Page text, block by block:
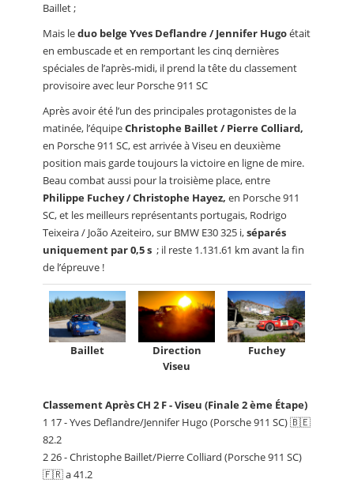
Baillet ;
Mais leduo belge Yves Deflandre / Jennifer Hugoétait
en embuscade et en remportant les cinq dernières
spéciales de l’après-midi, il prend la tête du classement
provisoire avec leur Porsche 911 SC
Après avoir été l’un des principales protagonistes de la
matinée, l’équipeChristophe Baillet / Pierre Colliard,
en Porsche 911 SC, est arrivée à Viseu en deuxième
position mais garde toujours la victoire en ligne de mire.
Beau combat aussi pour la troisième place, entre
Philippe Fuchey / Christophe Hayez, en Porsche 911
SC, et les meilleurs représentants portugais, Rodrigo
Teixeira / João Azeiteiro, sur BMW E30 325 i,séparés
uniquement par 0,5 s ; il reste 1.131.61 km avant la fin
de l’épreuve !
Baillet
Direction
Viseu
Fuchey
Classement Après CH 2 F - Viseu (Finale 2 ème Étape)
1 17 - Yves Deflandre/Jennifer Hugo (Porsche 911 SC) 🇧🇪
82.2
2 26 - Christophe Baillet/Pierre Colliard (Porsche 911 SC)
🇫🇷 a 41.2